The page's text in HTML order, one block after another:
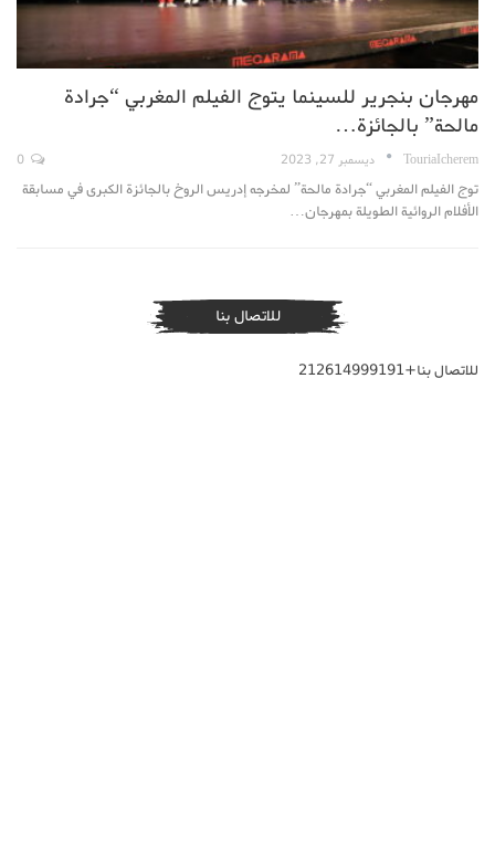
مهرجان بنجرير للسينما يتوج الفيلم المغربي “جرادة
مالحة” بالجائزة…
TouriaIcherem ديسمبر 27, 2023
توج الفيلم المغربي “جرادة مالحة” لمخرجه إدريس الروخ بالجائزة الكبرى في مسابقة
الأفلام الروائية الطويلة بمهرجان…
للاتصال بنا
للاتصال بنا+212614999191